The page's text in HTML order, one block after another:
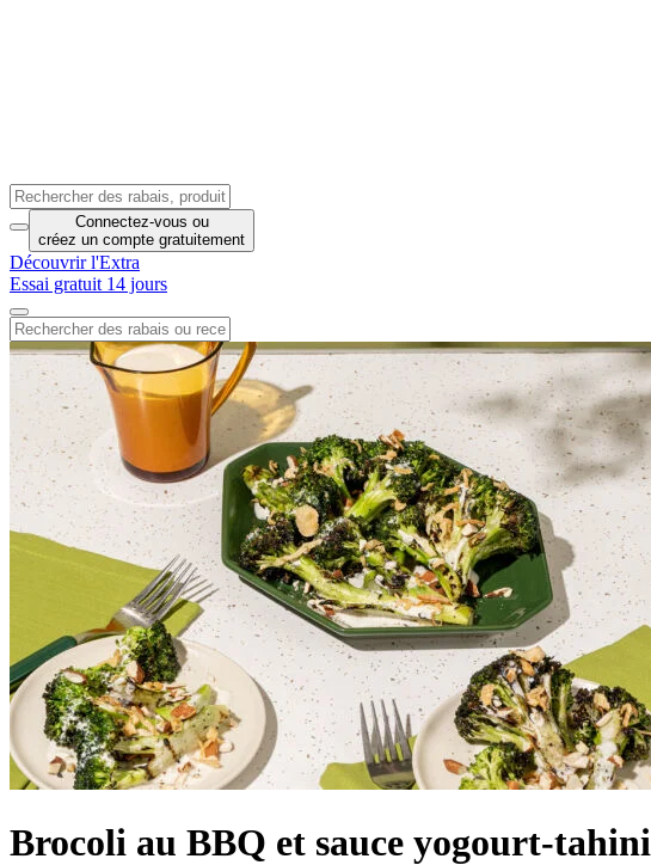
Connectez-vous ou
créez un compte gratuitement
Découvrir l'Extra
Essai gratuit 14 jours
Brocoli au BBQ et sauce yogourt-tahini